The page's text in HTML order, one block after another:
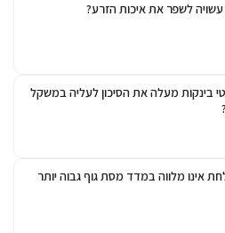
לשפר את איכות הזרע?
בינקות מעלה את הסיכון לעליה במשקל
אינו מלווה במדד מסת גוף גבוה יותר